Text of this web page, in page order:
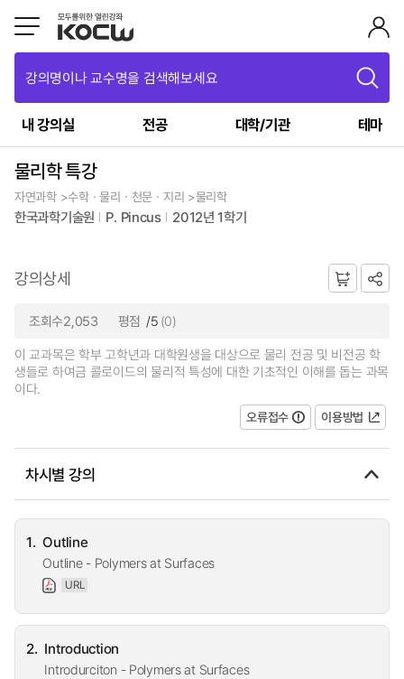
강의명이나 교수명을 검색해보세요
내 강의실 전공 대학/기관 테마
물리학 특강
자연과학 >수학ㆍ물리ㆍ천문ㆍ지리 >물리학
한국과학기술원 P. Pincus 2012년 1학기
강의상세
조회수2,053 평점 /5 (0)
이 교과목은 학부 고학년과 대학원생을 대상으로 물리 전공 및 비전공 학
생들로 하여금 콜로이드의 물리적 특성에 대한 기초적인 이해를 돕는 과목
이다.
오류접수
이용방법
차시별 강의
1. Outline
Outline - Polymers at Surfaces
URL
2. Introduction
Introdurciton - Polymers at Surfaces